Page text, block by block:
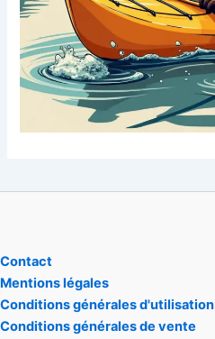
Contact
Mentions légales
Conditions générales d'utilisation
Conditions générales de vente